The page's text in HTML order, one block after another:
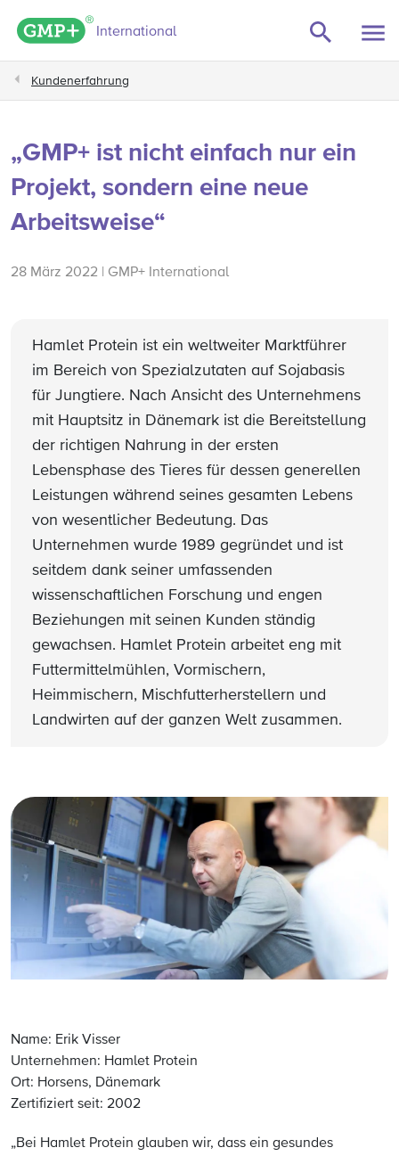
GMP+ logo
International
Kundenerfahrung
„GMP+ ist nicht einfach nur ein
Projekt, sondern eine neue
Arbeitsweise“
28 März 2022 | GMP+ International
Hamlet Protein ist ein weltweiter Marktführer
im Bereich von Spezialzutaten auf Sojabasis
für Jungtiere. Nach Ansicht des Unternehmens
mit Hauptsitz in Dänemark ist die Bereitstellung
der richtigen Nahrung in der ersten
Lebensphase des Tieres für dessen generellen
Leistungen während seines gesamten Lebens
von wesentlicher Bedeutung. Das
Unternehmen wurde 1989 gegründet und ist
seitdem dank seiner umfassenden
wissenschaftlichen Forschung und engen
Beziehungen mit seinen Kunden ständig
gewachsen. Hamlet Protein arbeitet eng mit
Futtermittelmühlen, Vormischern,
Heimmischern, Mischfutterherstellern und
Landwirten auf der ganzen Welt zusammen.
Name: Erik Visser
Unternehmen: Hamlet Protein
Ort: Horsens, Dänemark
Zertifiziert seit: 2002
„Bei Hamlet Protein glauben wir, dass ein gesundes